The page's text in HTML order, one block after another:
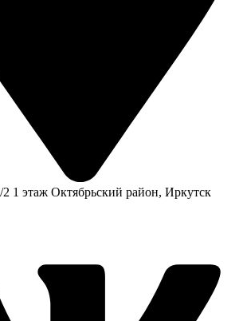
2​ 1 этаж​ Октябрьский район, Иркутск